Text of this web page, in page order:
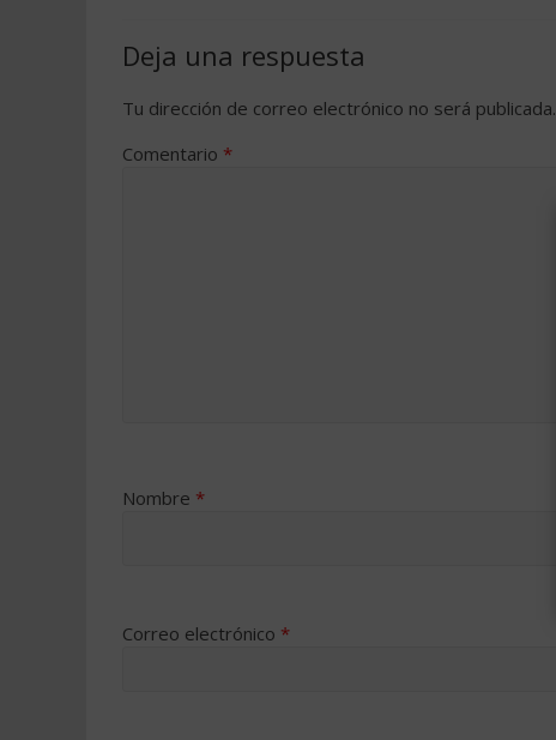
Deja una respuesta
Tu dirección de correo electrónico no será publicada.
Comentario *
Nombre *
Correo electrónico *